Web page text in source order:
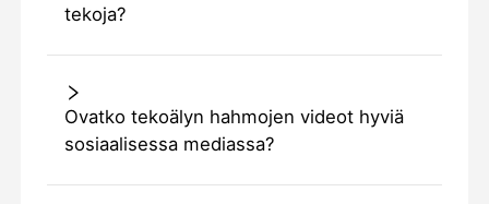
tekoja?
Ovatko tekoälyn hahmojen videot hyviä
sosiaalisessa mediassa?